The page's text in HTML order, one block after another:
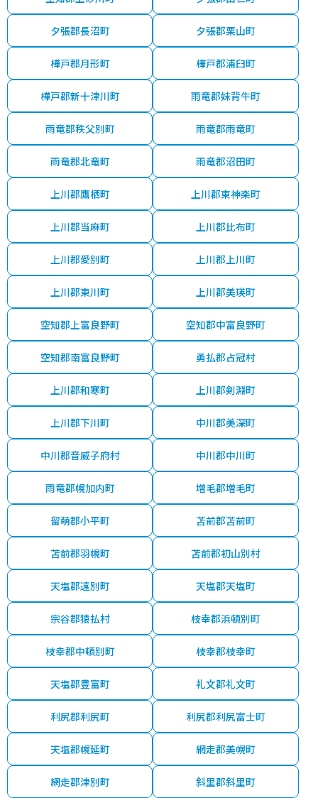
夕張郡長沼町 夕張郡栗山町
樺戸郡月形町 樺戸郡浦臼町
樺戸郡新十津川町 雨竜郡妹背牛町
雨竜郡秩父別町 雨竜郡雨竜町
雨竜郡北竜町 雨竜郡沼田町
上川郡鷹栖町 上川郡東神楽町
上川郡当麻町 上川郡比布町
上川郡愛別町 上川郡上川町
上川郡東川町 上川郡美瑛町
空知郡上富良野町 空知郡中富良野町
空知郡南富良野町 勇払郡占冠村
上川郡和寒町 上川郡剣淵町
上川郡下川町 中川郡美深町
中川郡音威子府村 中川郡中川町
雨竜郡幌加内町 増毛郡増毛町
留萌郡小平町 苫前郡苫前町
苫前郡羽幌町 苫前郡初山別村
天塩郡遠別町 天塩郡天塩町
宗谷郡猿払村 枝幸郡浜頓別町
枝幸郡中頓別町 枝幸郡枝幸町
天塩郡豊富町 礼文郡礼文町
利尻郡利尻町 利尻郡利尻富士町
天塩郡幌延町 網走郡美幌町
網走郡津別町 斜里郡斜里町